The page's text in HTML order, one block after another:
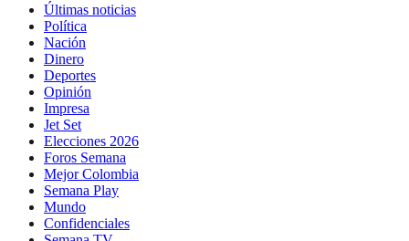
Últimas noticias
Política
Nación
Dinero
Deportes
Opinión
Impresa
Jet Set
Elecciones 2026
Foros Semana
Mejor Colombia
Semana Play
Mundo
Confidenciales